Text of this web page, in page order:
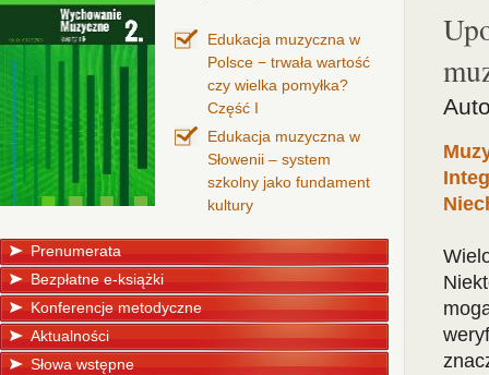
Edukacja muzyczna w
Polsce − trwała wartość
czy wielka pomyłka?
Część I
Edukacja muzyczna w
Słowenii – system
szkolny jako fundament
kultury
Prenumerata
Bezpłatne e-książki
Konferencje metodyczne
Aktualności
Słowa wstępne